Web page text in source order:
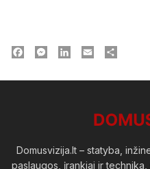
FacebookMessengerLinkedInEmail
Domusvizija.lt – statyba,
paslaugos, įrankiai ir